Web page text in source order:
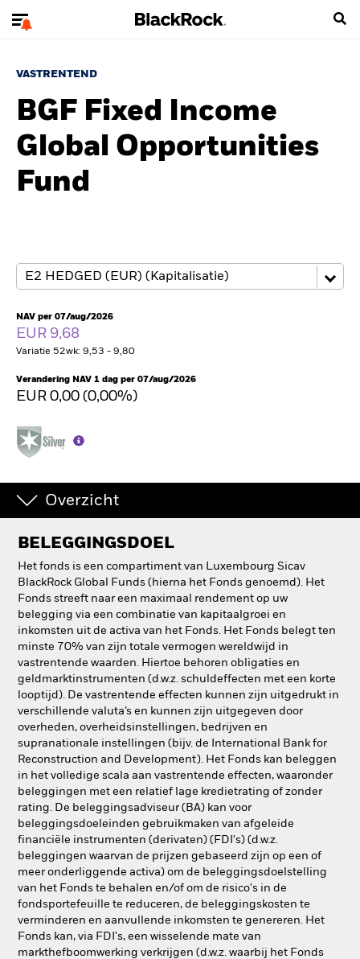
VASTRENTEND
BGF Fixed Income
Global Opportunities
Fund
NAV per 07/aug/2026
EUR 9,68
Variatie 52wk: 9,53 - 9,80
Verandering NAV 1 dag per 07/aug/2026
EUR 0,00 (0,00%)
Overzicht
BELEGGINGSDOEL
Het fonds is een compartiment van Luxembourg Sicav
BlackRock Global Funds (hierna het Fonds genoemd). Het
Fonds streeft naar een maximaal rendement op uw
belegging via een combinatie van kapitaalgroei en
inkomsten uit de activa van het Fonds. Het Fonds belegt ten
minste 70% van zijn totale vermogen wereldwijd in
vastrentende waarden. Hiertoe behoren obligaties en
geldmarktinstrumenten (d.w.z. schuldeffecten met een korte
looptijd). De vastrentende effecten kunnen zijn uitgedrukt in
verschillende valuta’s en kunnen zijn uitgegeven door
overheden, overheidsinstellingen, bedrijven en
supranationale instellingen (bijv. de International Bank for
Reconstruction and Development). Het Fonds kan beleggen
in het volledige scala aan vastrentende effecten, waaronder
beleggingen met een relatief lage kredietrating of zonder
rating. De beleggingsadviseur (BA) kan voor
beleggingsdoeleinden gebruikmaken van afgeleide
financiële instrumenten (derivaten) (FDI's) (d.w.z.
beleggingen waarvan de prijzen gebaseerd zijn op een of
meer onderliggende activa) om de beleggingsdoelstelling
van het Fonds te behalen en/of om de risico's in de
fondsportefeuille te reduceren, de beleggingskosten te
verminderen en aanvullende inkomsten te genereren. Het
Fonds kan, via FDI's, een wisselende mate van
markthefboomwerking verkrijgen (d.w.z. waarbij het Fonds